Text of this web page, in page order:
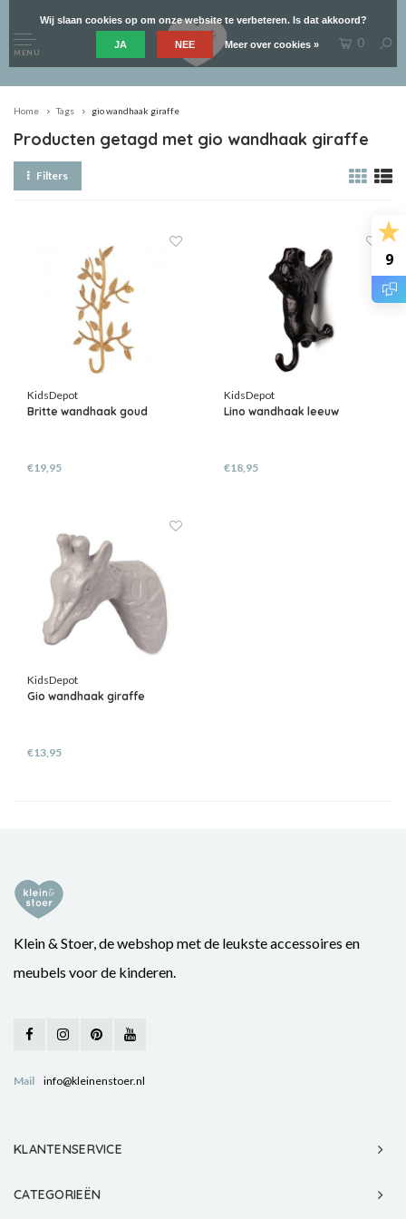
9
MENU
0
Home Tags gio wandhaak giraffe
Producten getagd met gio wandhaak giraffe
Filters
KidsDepot
Britte wandhaak goud
€19,95
KidsDepot
Lino wandhaak leeuw
€18,95
KidsDepot
Gio wandhaak giraffe
€13,95
Klein & Stoer, de webshop met de leukste accessoires en
meubels voor de kinderen.
Mail info@kleinenstoer.nl
KLANTENSERVICE
CATEGORIEËN
Wij slaan cookies op om onze website te verbeteren. Is dat akkoord?
JA NEE Meer over cookies »